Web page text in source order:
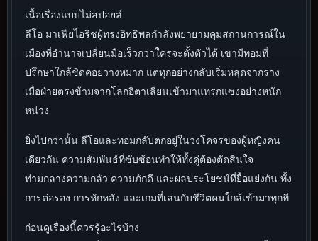
เนื้อเรื่องแบบไม่สปอยล์
ลีโอ มาเฟียไอริชผู้ทรงอิทธิพลกำลังพยายามคุมสถานการณ์ใน
เมืองที่อำนาจเปลี่ยนมือเร็วกว่าใครจะตั้งตัวได้ เขามีทอมที่
ปรึกษาใกล้ชิดคอยวางหมาก แต่ทุกอย่างกลับเริ่มหลุดจากราง
เมื่อฝ่ายตรงข้ามจากโลกอิตาเลียนเข้ามาแทรกแซงอย่างหนัก
หน่วง
ยิ่งไปกว่านั้น ลีโอและทอมกลับตกอยู่ในวงโคจรของผู้หญิงคน
เดียวกัน ความสัมพันธ์ที่ซับซ้อนทำให้ทั้งคู่ต้องตัดสินใจ
ท่ามกลางความกลัว ความภักดี และผลประโยชน์ที่ยื้อแย่งกัน ทั้ง
การต่อรอง การหักหลัง และเกมที่เล่นกับชีวิตคนใกล้เข้ามาทุกที
ก่อนดูเรื่องนี้ควรรู้อะไรบ้าง